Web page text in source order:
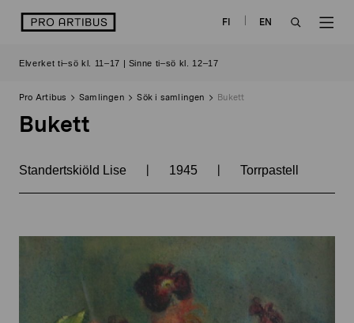
logo FI
EN
Elverket ti–sö kl. 11–17 | Sinne ti–sö kl. 12–17
Pro Artibus Samlingen Sök i samlingen Bukett
Bukett
Standertskiöld Lise | 1945 | Torrpastell